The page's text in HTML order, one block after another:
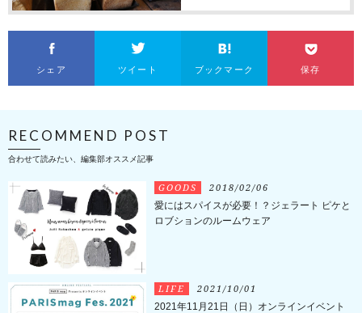
シェア ツイート ブックマーク 保存
RECOMMEND POST
合わせて読みたい、編集部オススメ記事
GOODS 2018/02/06
愛にはスパイスが必要！？ジェラート ピケと
ロブションのルームウェア
LIFE 2021/10/01
2021年11月21日（日）オンラインイベント